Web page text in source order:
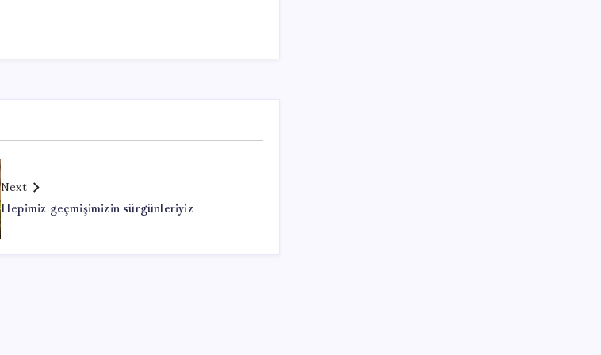
Next
Hepimiz geçmişimizin sürgünleriyiz